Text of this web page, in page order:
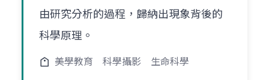
由研究分析的過程，歸納出現象背後的
科學原理。
美學教育 科學攝影 生命科學